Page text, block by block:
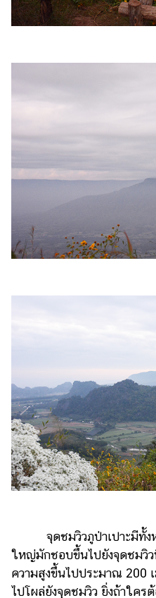
จุดชมวิวภูป่าเปาะมีทั้งห
ใหญ่มักชอบขึ้นไปยังจุดชมวิว
ความสูงขึ้นไปประมาณ 200
ไปโผล่ยังจุดชมวิว ยิ่งถ้าใคร